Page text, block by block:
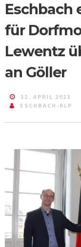
Eschbach
für
Lewentz
an Göller
12. APRIL 2021
ESCHBACH-RLP